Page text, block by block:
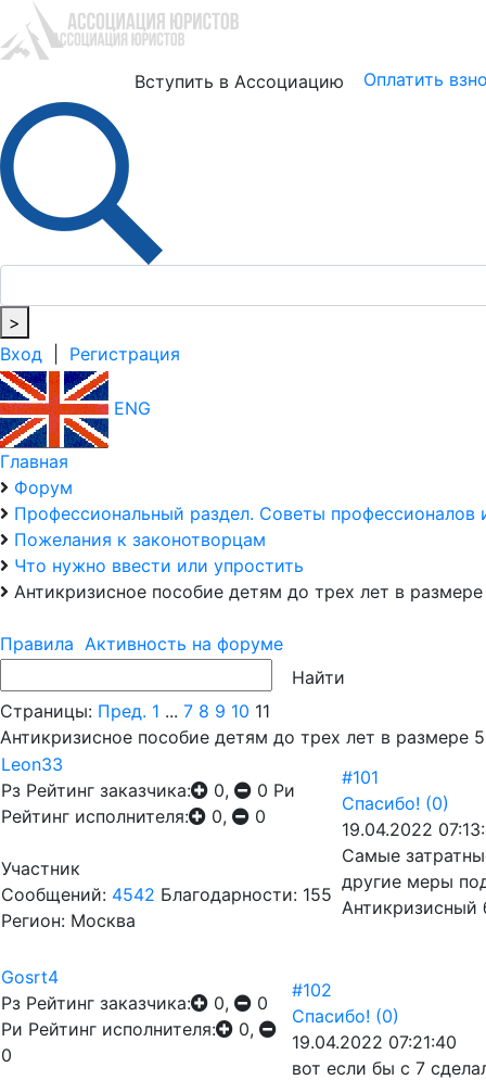
Вступить в Ассоциацию Оплатить
>
Вход
Регистрация
ENG
Главная
Форум
Профессиональный раздел. Советы
Пожелания к законотворцам
Что нужно ввести или упростить
Антикризисное пособие детям до трех лет в
Правила Активность на форуме
Страницы: Пред. 1 ... 7 8 9 10 11
Антикризисное пособие детям до трех лет в размере
Leon33
Рз Рейтинг заказчика: 0, 0 Ри
Рейтинг исполнителя:
0, 0
Участник
Сообщений: 4542 Благодарности: 155
Регион: Москва
#101
Спасибо! (0)
19.04.2022
Самые
другие меры
Антикризисный
Gosrt4
Рз Рейтинг заказчика: 0,
0
Ри Рейтинг исполнителя:
0,
0
#102
Спасибо! (0)
19.04.2022 07:21:40
вот если бы с 7